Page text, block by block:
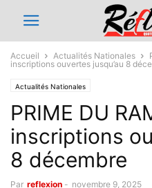
Accueil Actualités Nationales
inscriptions ouvertes jusqu’au 8
Actualités Nationales
PRIME DU
inscriptions
8 décembre
Par reflexion - novembre 9, 2025